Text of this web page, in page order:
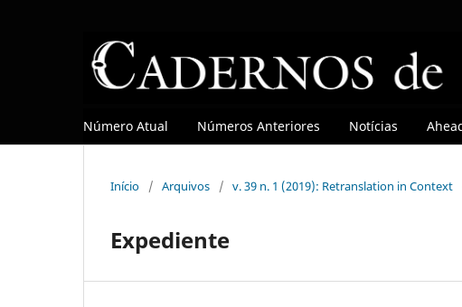
Número Atual Números Anteriores Notícias
Início / Arquivos / v. 39 n. 1 (2019): Retranslation in Context
Expediente